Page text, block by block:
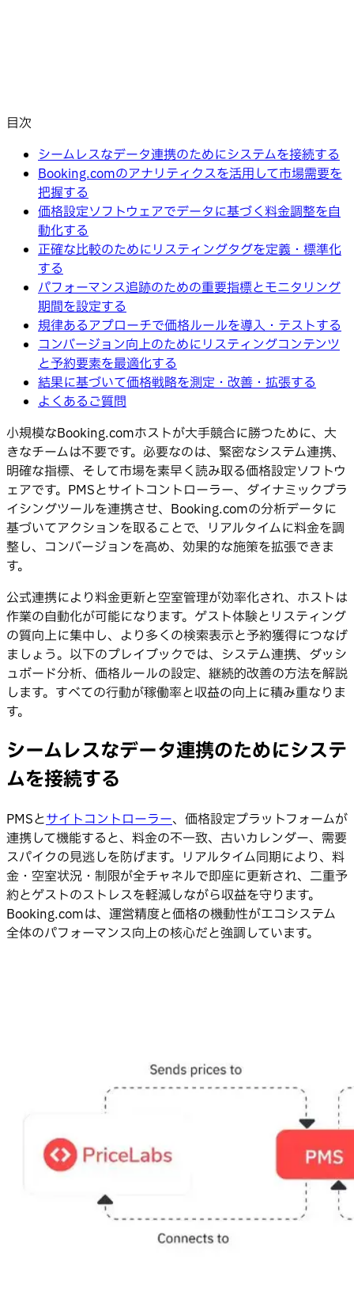
目次
シームレスなデータ連携のためにシステムを接続する
Booking.comのアナリティクスを活用して市場需要を
把握する
価格設定ソフトウェアでデータに基づく料金調整を自
動化する
正確な比較のためにリスティングタグを定義・標準化
する
パフォーマンス追跡のための重要指標とモニタリング
期間を設定する
規律あるアプローチで価格ルールを導入・テストする
コンバージョン向上のためにリスティングコンテンツ
と予約要素を最適化する
結果に基づいて価格戦略を測定・改善・拡張する
よくあるご質問
小規模なBooking.comホストが大手競合に勝つために、大
きなチームは不要です。必要なのは、緊密なシステム連携、
明確な指標、そして市場を素早く読み取る価格設定ソフトウ
ェアです。PMSとサイトコントローラー、ダイナミックプラ
イシングツールを連携させ、Booking.comの分析データに
基づいてアクションを取ることで、リアルタイムに料金を調
整し、コンバージョンを高め、効果的な施策を拡張できま
す。
公式連携により料金更新と空室管理が効率化され、ホストは
作業の自動化が可能になります。ゲスト体験とリスティング
の質向上に集中し、より多くの検索表示と予約獲得につなげ
ましょう。以下のプレイブックでは、システム連携、ダッシ
ュボード分析、価格ルールの設定、継続的改善の方法を解説
します。すべての行動が稼働率と収益の向上に積み重なりま
す。
シームレスなデータ連携のためにシステ
ムを接続する
PMSとサイトコントローラー、価格設定プラットフォームが
連携して機能すると、料金の不一致、古いカレンダー、需要
スパイクの見逃しを防げます。リアルタイム同期により、料
金・空室状況・制限が全チャネルで即座に更新され、二重予
約とゲストのストレスを軽減しながら収益を守ります。
Booking.comは、運営精度と価格の機動性がエコシステム
全体のパフォーマンス向上の核心だと強調しています。